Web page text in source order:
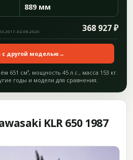
889 мм
368 927 ₽
с другой моделью →
651 см³, мощность 45 л.с., масса 153 кг.
годы и модели для сравнения.
KLR 650 1987